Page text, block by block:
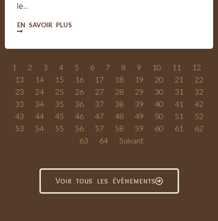
le...
EN SAVOIR PLUS
1 2 3 4 5 6 7 8 9 10 11
12
13
14 15 16 17 18 19 20 21
22
23
24 25 26 27 28 29 30 31
32
33
34 35 36 37 38 39 40 41
42
43
44 45 46 47 48 49 50 51
52
53
54 55 56 57 58 59 60 61
62
63
64 Suivant
Voir tous les évènements